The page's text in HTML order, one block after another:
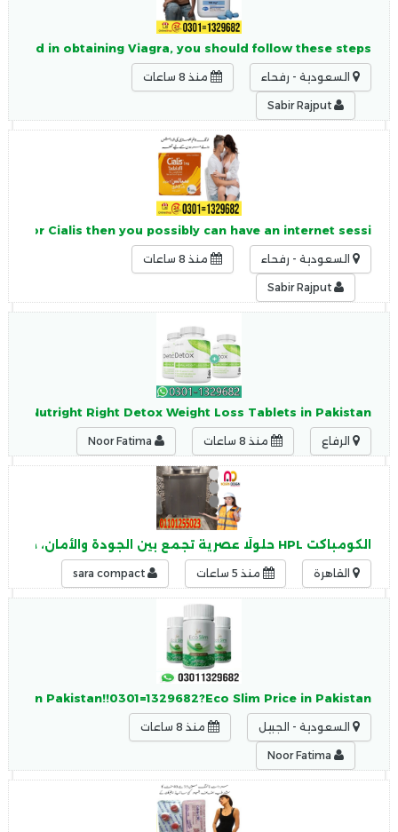
in obtaining Viagra, you should follow these steps:
السعودية - رفحاء منذ 8 ساعات
for Cialis then you possibly can have an internet sessi
السعودية - رفحاء منذ 8 ساعات
Right Detox Weight Loss Tablets in Pakistan
الرفاع منذ 8 ساعات
الكومباكت HPL حلولًا عصرية تجمع بين الجودة والأمان، حيث يتميز الكومباكت HPL بـ: مقاومة عالية للرطوبة
القاهرة منذ 5 ساعات
In Pakistan!!0301=1329682?Eco Slim Price in Pakistan
السعودية - الجبيل منذ 8 ساعات